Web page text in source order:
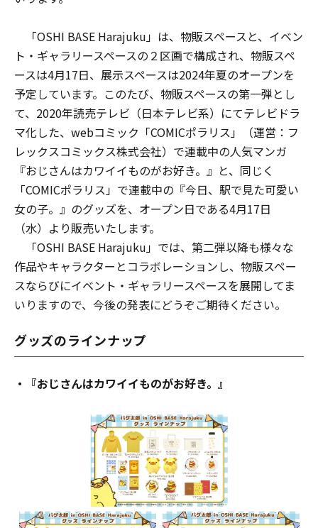
「OSHI BASE Harajuku」は、物販スペースと、イベン
ト・ギャラリースペースの２区画で構成され、物販スペ
ースは4月17日、展示スペースは2024年夏のオープンを
予定しています。このたび、物販スペースの第一弾とし
て、2020年読売テレビ（日本テレビ系）にてテレビドラ
マ化した、webコミック「COMICポラリス」（運営：フ
レックスコミックス株式会社）で連載中の人気マンガ
『おじさんはカワイイものがお好き。』と、同じく
「COMICポラリス」で連載中の『今日、駅で見た可愛い
女の子。』のグッズを、オープン日である4月17日
（水）より販売いたします。
「OSHI BASE Harajuku」では、第二弾以降も様々な
作品やキャラクターとコラボレーションし、物販スペー
スならびにイベント・ギャラリースペースを展開してま
いりますので、今後の発表にどうぞご期待ください。
グッズのラインナップ
・『おじさんはカワイイものがお好き。』